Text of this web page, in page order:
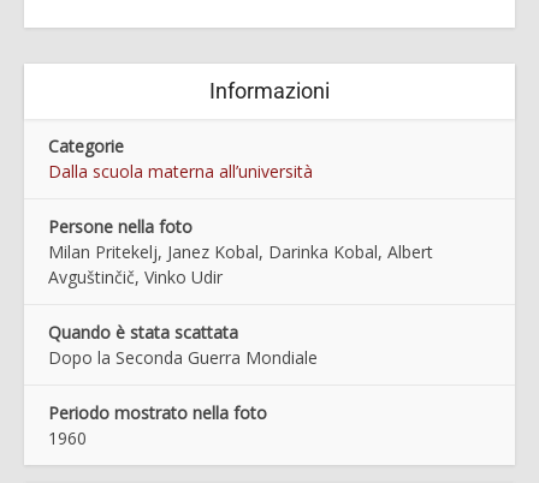
Informazioni
Categorie
Dalla scuola materna all’università
Persone nella foto
Milan Pritekelj, Janez Kobal, Darinka Kobal, Albert
Avguštinčič, Vinko Udir
Quando è stata scattata
Dopo la Seconda Guerra Mondiale
Periodo mostrato nella foto
1960